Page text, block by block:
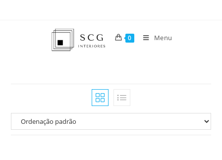
0 Menu